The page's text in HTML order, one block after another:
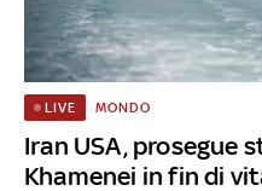
Iran USA, prosegue
Khamenei in fin di
LIVE MONDO